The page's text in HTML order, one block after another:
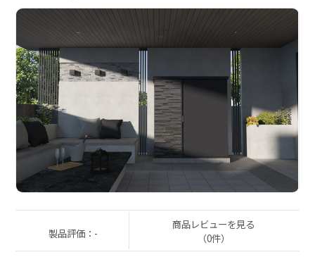
製品評価：-
商品レビューを見る
（0件）